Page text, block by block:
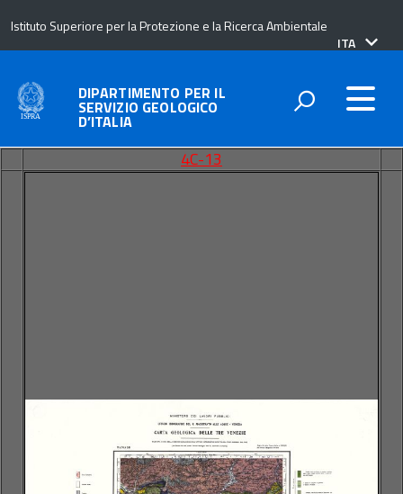
Istituto Superiore per la Protezione e la Ricerca Ambientale
lingua
ITA
DIPARTIMENTO PER IL
SERVIZIO GEOLOGICO
D’ITALIA
4C-13